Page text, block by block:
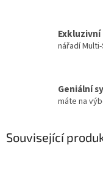
nářadí
Geniální
máte na
Související